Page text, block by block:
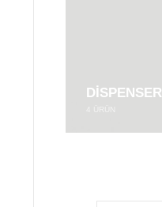
DISPENSER
ÜRÜN